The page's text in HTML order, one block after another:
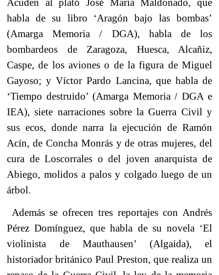
Acuden al plató José María Maldonado, que
habla de su libro ‘Aragón bajo las bombas’
(Amarga Memoria / DGA), habla de los
bombardeos de Zaragoza, Huesca, Alcañiz,
Caspe, de los aviones o de la figura de Miguel
Gayoso; y Víctor Pardo Lancina, que habla de
‘Tiempo destruido’ (Amarga Memoria / DGA e
IEA), siete narraciones sobre la Guerra Civil y
sus ecos, donde narra la ejecución de Ramón
Acín, de Concha Monrás y de otras mujeres, del
cura de Loscorrales o del joven anarquista de
Abiego, molidos a palos y colgado luego de un
árbol.
Además se ofrecen tres reportajes con Andrés
Pérez Domínguez, que habla de su novela ‘El
violinista de Mauthausen’ (Algaida), el
historiador británico Paul Preston, que realiza un